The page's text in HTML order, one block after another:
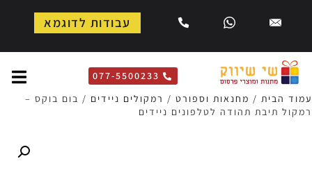
עבודות לדוגמא
077-5500233
עמוד הבית/ מחנאות וספורט/ רמקולים ניידים / בום בוקס –
רמקול תיבת תהודה לטלפונים ניידים